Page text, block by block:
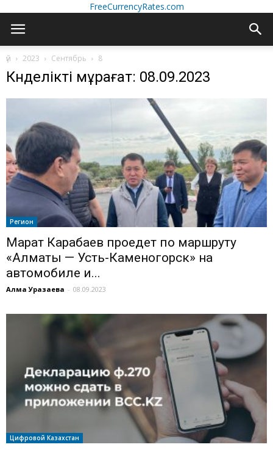
FreeCurrencyRates.com
үй 2023 Сентябрь 8
Күнделікті мұрағат: 08.09.2023
Регион
Марат Карабаев проедет по маршруту
«Алматы — Усть-Каменогорск» на
автомобиле и...
Алма Уразаева - 08.09.2023
Цифровой Казахстан